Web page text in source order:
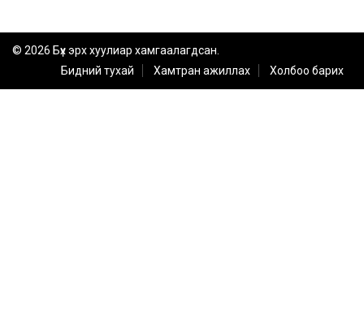
© 2026 Бүх эрх хуулиар хамгаалагдсан.
Бидний тухай
Хамтран ажиллах Холбоо барих